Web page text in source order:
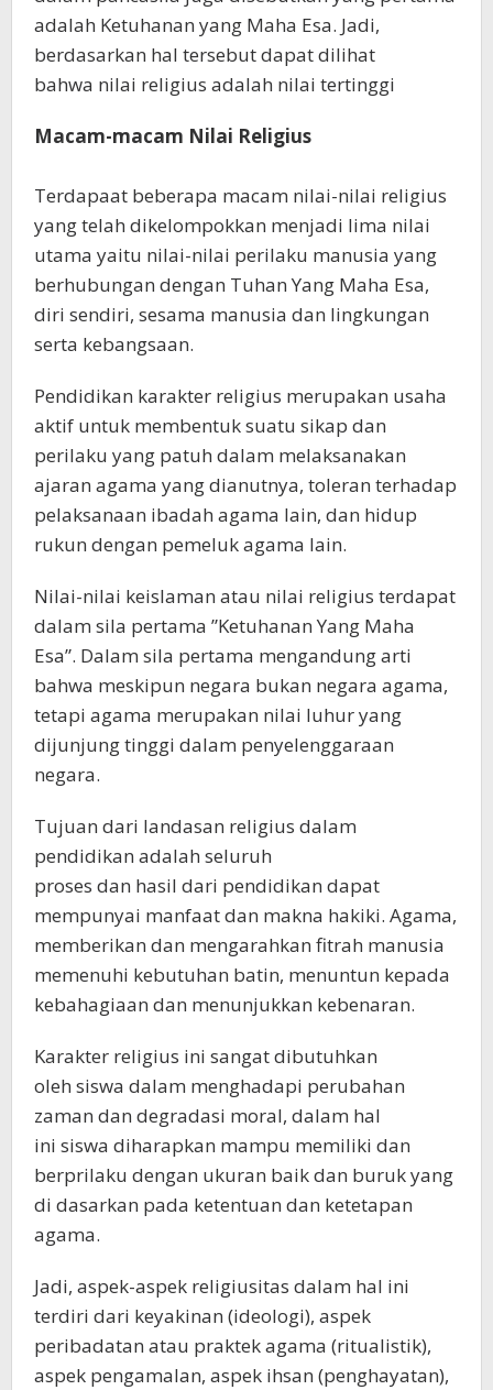
adalah Ketuhanan yang Maha Esa. Jadi,
berdasarkan hal tersebut dapat dilihat
bahwa nilai religius adalah nilai tertinggi
Macam-macam Nilai Religius
Terdapaat beberapa macam nilai-nilai religius
yang telah dikelompokkan menjadi lima nilai
utama yaitu nilai-nilai perilaku manusia yang
berhubungan dengan Tuhan Yang Maha Esa,
diri sendiri, sesama manusia dan lingkungan
serta kebangsaan.
Pendidikan karakter religius merupakan usaha
aktif untuk membentuk suatu sikap dan
perilaku yang patuh dalam melaksanakan
ajaran agama yang dianutnya, toleran terhadap
pelaksanaan ibadah agama lain, dan hidup
rukun dengan pemeluk agama lain.
Nilai-nilai keislaman atau nilai religius terdapat
dalam sila pertama ”Ketuhanan Yang Maha
Esa”. Dalam sila pertama mengandung arti
bahwa meskipun negara bukan negara agama,
tetapi agama merupakan nilai luhur yang
dijunjung tinggi dalam penyelenggaraan
negara.
Tujuan dari landasan religius dalam
pendidikan adalah seluruh
proses dan hasil dari pendidikan dapat
mempunyai manfaat dan makna hakiki. Agama,
memberikan dan mengarahkan fitrah manusia
memenuhi kebutuhan batin, menuntun kepada
kebahagiaan dan menunjukkan kebenaran.
Karakter religius ini sangat dibutuhkan
oleh siswa dalam menghadapi perubahan
zaman dan degradasi moral, dalam hal
ini siswa diharapkan mampu memiliki dan
berprilaku dengan ukuran baik dan buruk yang
di dasarkan pada ketentuan dan ketetapan
agama.
Jadi, aspek-aspek religiusitas dalam hal ini
terdiri dari keyakinan (ideologi), aspek
peribadatan atau praktek agama (ritualistik),
aspek pengamalan, aspek ihsan (penghayatan),